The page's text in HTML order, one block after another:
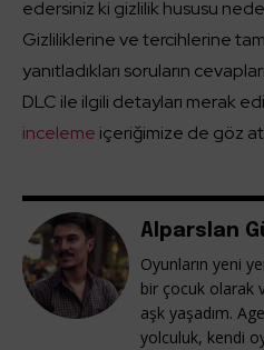
edersiniz ki gizlilik hususu
Gizliliklerine ve tercihlerine
yanıtladıkları soruların
DLC ile ilgili detayları merak
inceleme içeriğimize de göz
Alparslan
Oyunların yeni
bir çocuk olarak
aşk yaşadım.
yolculuk, kendi